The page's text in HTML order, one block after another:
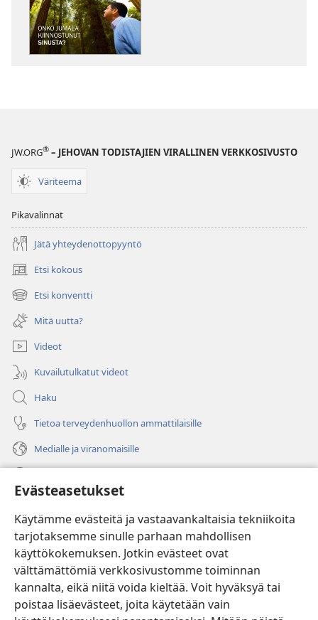
Evästeasetukset
Käytämme evästeitä ja vastaavankaltaisia tekniikoita
tarjotaksemme sinulle parhaan mahdollisen
käyttökokemuksen. Jotkin evästeet ovat
välttämättömiä verkkosivustomme toiminnan
kannalta, eikä niitä voida kieltää. Voit hyväksyä tai
poistaa lisäevästeet, joita käytetään vain
JW.ORG® – JEHOVAN TODISTAJIEN VIRALLINEN VERKKOSIVUSTO
Väriteema
Pikavalinnat
Jätä yhteydenottopyyntö
Etsi kokous
(avaa
uuden
ikkunan)
Etsi konventti
(avaa
uuden
ikkunan)
Mitä uutta?
Videot
Kuvailutulkatut videot
Haku
Tietoa terveydenhuollon ammattilaisille
Medialle ja viranomaisille
(avaa
uuden
ikkunan)Vartiotornin VERKKOKIRJASTO
(avaa
uuden
ikkunan)JW Hub ®
(avaa
uuden
ikkunan)
®